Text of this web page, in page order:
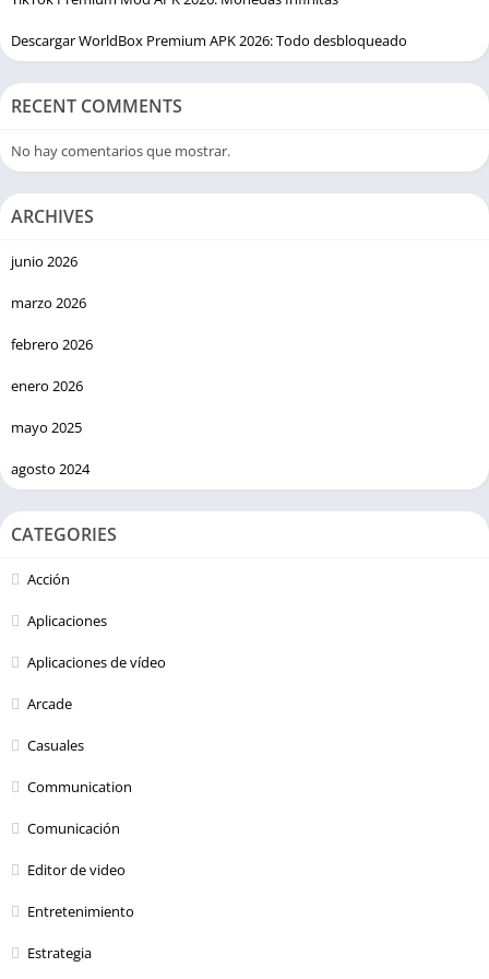
Descargar WorldBox Premium APK 2026: Todo desbloqueado
RECENT COMMENTS
No hay comentarios que mostrar.
ARCHIVES
junio 2026
marzo 2026
febrero 2026
enero 2026
mayo 2025
agosto 2024
CATEGORIES
Acción
Aplicaciones
Aplicaciones de vídeo
Arcade
Casuales
Communication
Comunicación
Editor de video
Entretenimiento
Estrategia